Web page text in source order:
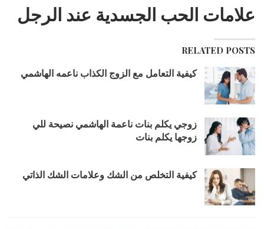
علامات الحب الجسدية عند الرجل
RELATED POSTS
كيفية التعامل مع الزوج الكذاب ناعمه الهاشمي
زوجي يكلم بنات ناعمة الهاشمي نصيحة للي
زوجها يكلم بنات
كيفية التخلص من الشك وعلامات الشك الذاتي